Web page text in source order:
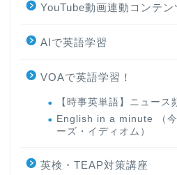
YouTube動画連動コンテン
AIで英語学習
VOAで英語学習！
【時事英単語】ニュース
English in a minute （
ーズ・イディオム）
英検・TEAP対策講座